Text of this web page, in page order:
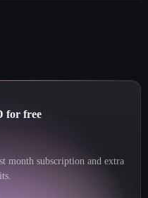
for free
subscription and extra